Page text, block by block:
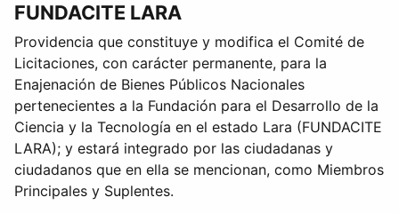
FUNDACITE LARA
Providencia que constituye y modifica el Comité de
Licitaciones, con carácter permanente, para la
Enajenación de Bienes Públicos Nacionales
pertenecientes a la Fundación para el Desarrollo de la
Ciencia y la Tecnología en el estado Lara (FUNDACITE
LARA); y estará integrado por las ciudadanas y
ciudadanos que en ella se mencionan, como Miembros
Principales y Suplentes.